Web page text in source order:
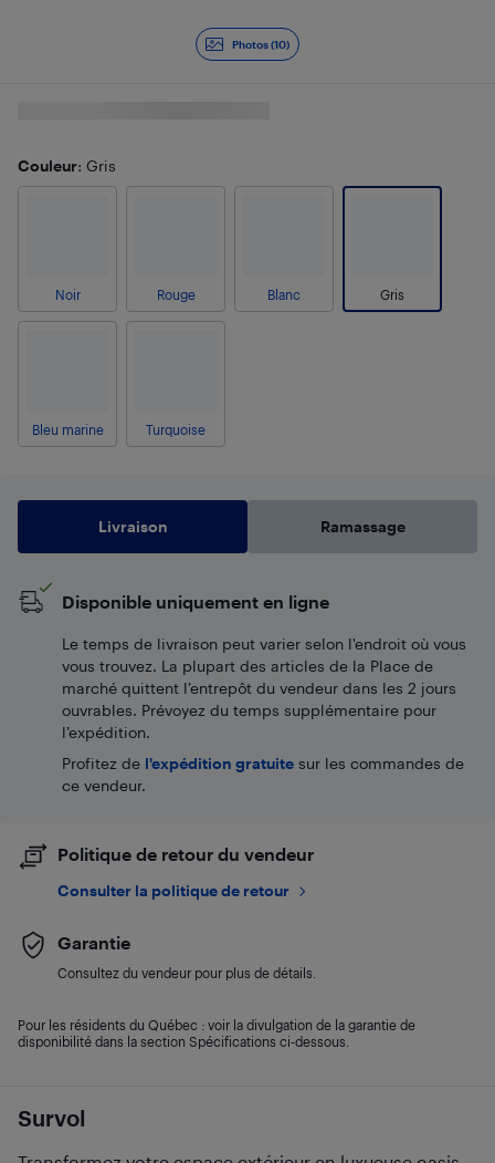
Photos (10)
Survol
Couleur: Gris
Noir Rouge Blanc Gris
Bleu marine Turquoise
Livraison Ramassage
Disponible uniquement en ligne
Le temps de livraison peut varier selon l'endroit où vous
vous trouvez. La plupart des articles de la Place de
marché quittent l’entrepôt du vendeur dans les 2 jours
ouvrables. Prévoyez du temps supplémentaire pour
l’expédition.
Profitez de l'expédition gratuite sur les commandes de
ce vendeur.
Politique de retour du vendeur
Consulter la politique de retour
Garantie
Consultez du vendeur pour plus de détails.
Pour les résidents du Québec : voir la divulgation de la garantie de
disponibilité dans la section Spécifications ci-dessous.